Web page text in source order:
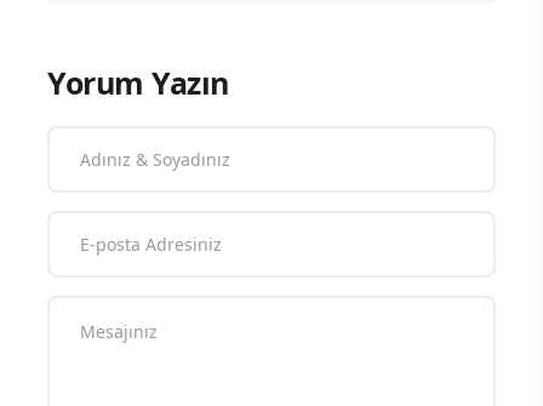
Yorum Yazın